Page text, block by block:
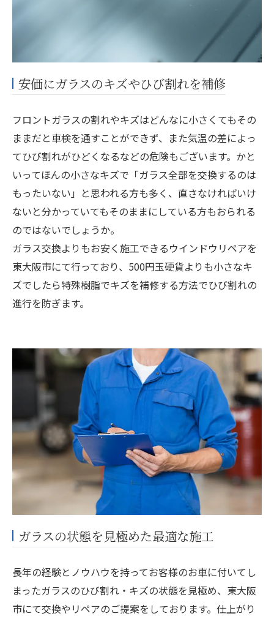
安価にガラスのキズやひび割れを補修
フロントガラスの割れやキズはどんなに小さくてもその
ままだと車検を通すことができず、また気温の差によっ
てひび割れがひどくなるなどの危険もございます。かと
いってほんの小さなキズで「ガラス全部を交換するのは
もったいない」と思われる方も多く、直さなければいけ
ないと分かっていてもそのままにしている方もおられる
のではないでしょうか。
ガラス交換よりもお安く施工できるウインドウリペアを
東大阪市にて行っており、500円玉硬貨よりも小さなキ
ズでしたら特殊樹脂でキズを補修する方法でひび割れの
進行を防ぎます。
ガラスの状態を見極めた最適な施工
長年の経験とノウハウを持ってお客様のお車に付いてし
まったガラスのひび割れ・キズの状態を見極め、東大阪
市にて交換やリペアのご提案をしております。仕上がり